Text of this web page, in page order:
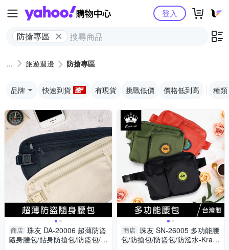
Yahoo購物中心
防搶專區
登入
旅遊週邊 防搶專區
品牌 快速到貨 有現貨 挑戰低價 價格低到高 種類
商店 珠友 DA-20006 超薄防盜
隨身腰包/貼身防搶包/防盜包/外
商店 珠友 SN-26005 多功能腰
包/防搶包/防盜包/防潑水-Kralo